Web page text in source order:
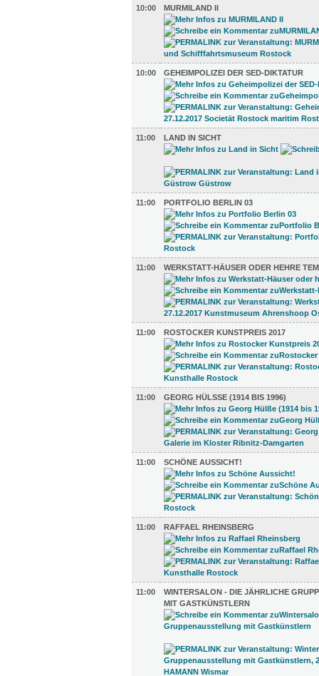
10:00 MURMILAND II
10:00 GEHEIMPOLIZEI DER SED-DIKTATUR
11:00 LAND IN SICHT
11:00 PORTFOLIO BERLIN 03
11:00 WERKSTATT-HÄUSER ODER HEHRE
11:00 ROSTOCKER KUNSTPREIS 2017
11:00 GEORG HÜLSSE (1914 BIS 1996)
11:00 SCHÖNE AUSSICHT!
11:00 RAFFAEL RHEINSBERG
11:00
WINTERSALON - DIE JÄHRLICHE
MIT GASTKÜNSTLERN